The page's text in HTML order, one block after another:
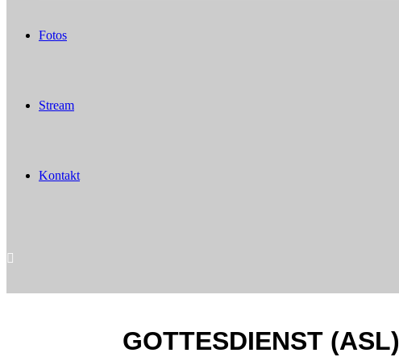
Fotos
Stream
Kontakt
GOTTESDIENST (ASL)